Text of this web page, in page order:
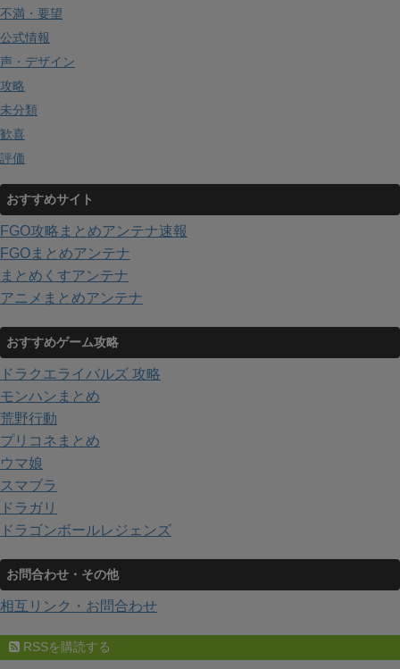
不満・要望
公式情報
声・デザイン
攻略
未分類
歓喜
評価
おすすめサイト
FGO攻略まとめアンテナ速報
FGOまとめアンテナ
まとめくすアンテナ
アニメまとめアンテナ
おすすめゲーム攻略
ドラクエライバルズ 攻略
モンハンまとめ
荒野行動
プリコネまとめ
ウマ娘
スマブラ
ドラガリ
ドラゴンボールレジェンズ
お問合わせ・その他
相互リンク・お問合わせ
RSSを購読する